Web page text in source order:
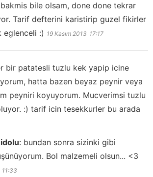
bile olsam, done done tekrar
Tarif defterini karistirip guzel fikirler
eglenceli :) 19 Kasım 2013 17:17
bir patatesli tuzlu kek yapip icine
hatta bazen beyaz peynir veya
peyniri koyuyorum. Mucverimsi tuzlu
:) tarif icin tesekkurler bu arada
: bundan sonra sizinki gibi
Bol malzemeli olsun... <3
11:33